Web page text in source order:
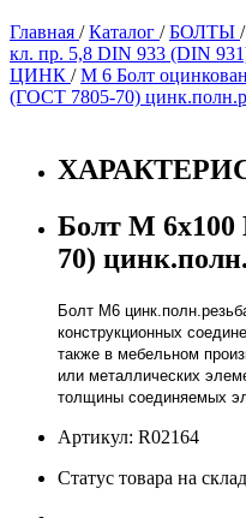
Главная /Каталог /БОЛТЫ /
кл. пр. 5,8 DIN 933 (DIN
ЦИНК /М 6 Болт
(ГОСТ 7805-70)
Болт М 6х100
70)
Болт М6
конструкционных
также в мебельном
или металлических
толщины соединяемых
Артикул: R02164
Статус товара на